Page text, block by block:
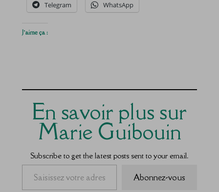
Telegram WhatsApp
J’aime ça :
En savoir plus sur
Marie Guibouin
Subscribe to get the latest posts sent to your email.
Saisissez votre adresse e-mail…
Abonnez-vous